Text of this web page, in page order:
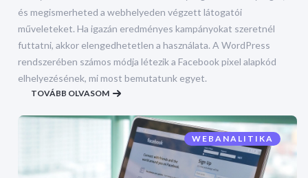
és megismerheted a webhelyeden végzett látogatói
műveleteket. Ha igazán eredményes kampányokat szeretnél
futtatni, akkor elengedhetetlen a használata. A WordPress
rendszerében számos módja létezik a Facebook pixel alapkód
elhelyezésének, mi most bemutatunk egyet.
TOVÁBB OLVASOM
WEBANALITIKA